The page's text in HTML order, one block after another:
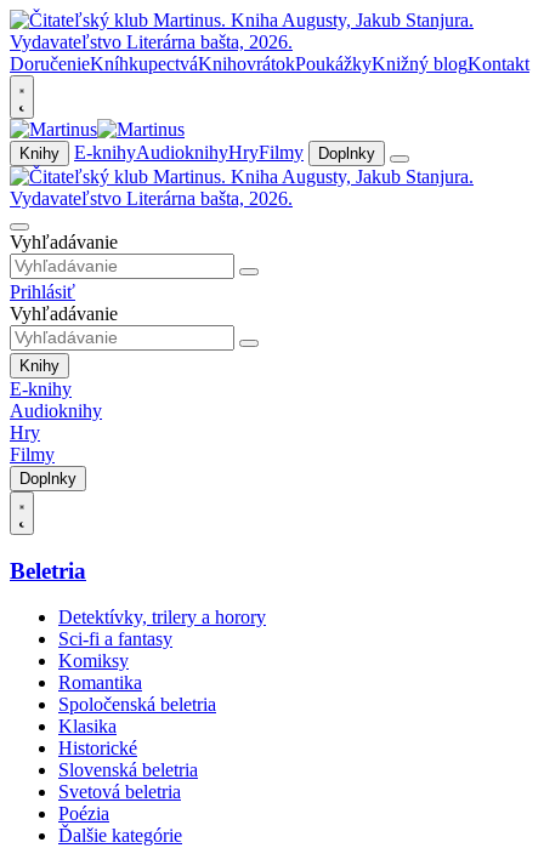
DoručenieKníhkupectváKnihovrátokPoukážkyKnižný blogKontakt
Knihy E-knihyAudioknihyHryFilmy Doplnky
Vyhľadávanie
Prihlásiť
Vyhľadávanie
Knihy
E-knihy
Audioknihy
Hry
Filmy
Doplnky
Beletria
Detektívky, trilery a horory
Sci-fi a fantasy
Komiksy
Romantika
Spoločenská beletria
Klasika
Historické
Slovenská beletria
Svetová beletria
Poézia
Ďalšie kategórie